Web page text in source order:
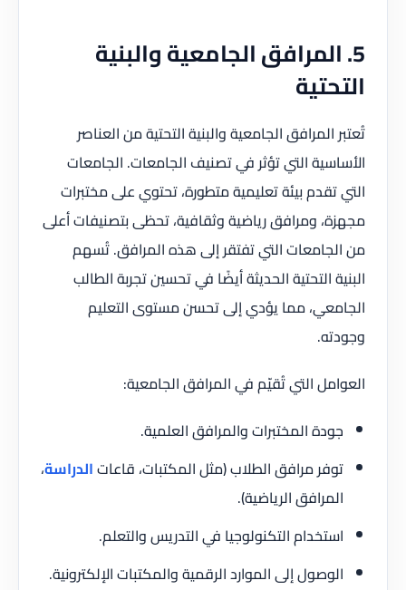
5. المرافق الجامعية والبنية
التحتية
تُعتبر المرافق الجامعية والبنية التحتية من العناصر
الأساسية التي تؤثر في تصنيف الجامعات. الجامعات
التي تقدم بيئة تعليمية متطورة، تحتوي على مختبرات
مجهزة، ومرافق رياضية وثقافية، تحظى بتصنيفات أعلى
من الجامعات التي تفتقر إلى هذه المرافق. تُسهم
البنية التحتية الحديثة أيضًا في تحسين تجربة الطالب
الجامعي، مما يؤدي إلى تحسن مستوى التعليم
وجودته.
العوامل التي تُقيّم في المرافق الجامعية:
جودة المختبرات والمرافق العلمية.
توفر مرافق الطلاب (مثل المكتبات، قاعاتالدراسة،
المرافق الرياضية).
استخدام التكنولوجيا في التدريس والتعلم.
الوصول إلى الموارد الرقمية والمكتبات الإلكترونية.